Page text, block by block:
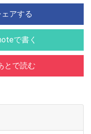
ェアする
で書く
とで読む